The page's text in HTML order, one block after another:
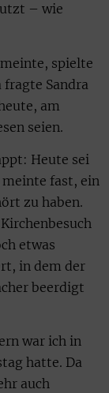
– wie
spielte
fragte Sandra
am
seien.
Heute sei
fast, ein
zu haben.
etwas
in dem der
beerdigt
war ich in
hatte. Da
auch